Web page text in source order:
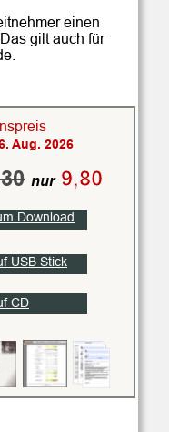
einen
gilt auch für
USB Stick
CD
Download
Aug. 2026
nur 9,80